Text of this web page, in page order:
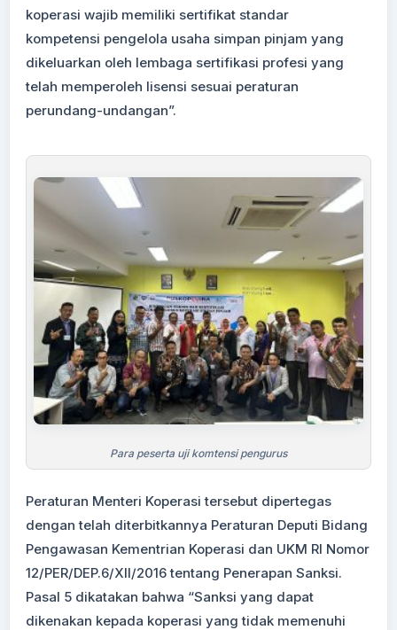
koperasi wajib memiliki sertifikat standar
kompetensi pengelola usaha simpan pinjam yang
dikeluarkan oleh lembaga sertifikasi profesi yang
telah memperoleh lisensi sesuai peraturan
perundang-undangan”.
Para peserta uji komtensi pengurus
Peraturan Menteri Koperasi tersebut dipertegas
dengan telah diterbitkannya Peraturan Deputi Bidang
Pengawasan Kementrian Koperasi dan UKM RI Nomor
12/PER/DEP.6/XII/2016 tentang Penerapan Sanksi.
Pasal 5 dikatakan bahwa “Sanksi yang dapat
dikenakan kepada koperasi yang tidak memenuhi